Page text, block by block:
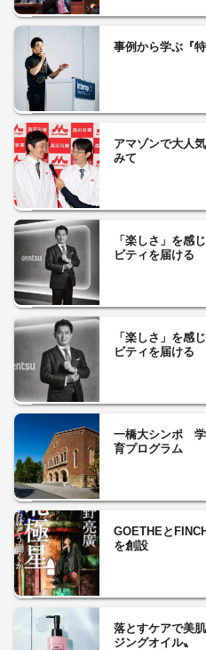
事例から学ぶ『
アマゾンで大人
みて
「楽しさ」を感
ビティを届ける
「楽しさ」を感
ビティを届ける
一橋大シンポ 学
育プログラム
GOETHEと
を創設
落とすケアで美
ジングオイル〟